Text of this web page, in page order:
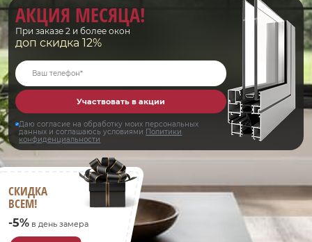
АКЦИЯ МЕСЯЦА!
При заказе 2 и более окон
доп скидка 12%
Участвовать в акции
Даю согласие на обработку моих персональных
данных и соглашаюсь условиями Политики
конфиденциальности
СКИДКА
ВСЕМ!
-5% в день замера